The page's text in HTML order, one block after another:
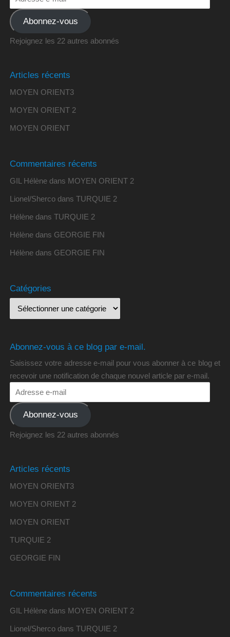
Abonnez-vous
Rejoignez les 22 autres abonnés
Articles récents
MOYEN ORIENT3
MOYEN ORIENT 2
MOYEN ORIENT
Commentaires récents
GIL Hélènedans MOYEN ORIENT 2
Lionel/Shercodans TURQUIE 2
Hélènedans TURQUIE 2
Hélènedans GEORGIE FIN
Hélènedans GEORGIE FIN
Catégories
Abonnez-vous à ce blog par e-mail.
Saisissez votre adresse e-mail pour vous abonner à ce blog et
recevoir une notification de chaque nouvel article par e-mail.
Abonnez-vous
Rejoignez les 22 autres abonnés
Articles récents
MOYEN ORIENT3
MOYEN ORIENT 2
MOYEN ORIENT
TURQUIE 2
GEORGIE FIN
Commentaires récents
GIL Hélènedans MOYEN ORIENT 2
Lionel/Shercodans TURQUIE 2